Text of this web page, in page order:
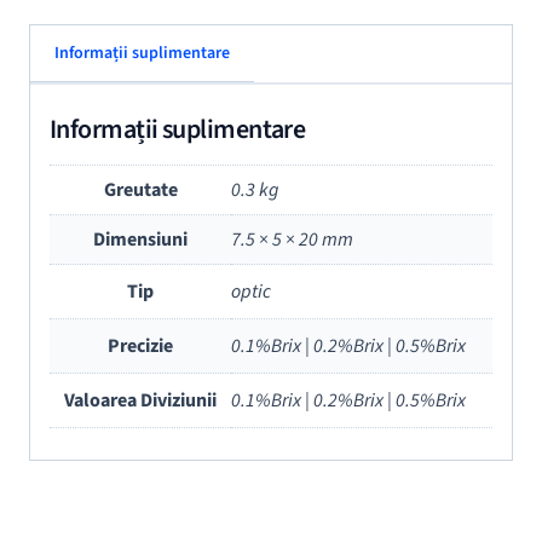
Informații suplimentare
Informații suplimentare
Greutate
0.3 kg
Dimensiuni
7.5 × 5 × 20 mm
Tip
optic
Precizie 0.1%Brix | 0.2%Brix | 0.5%Brix
Valoarea Diviziunii 0.1%Brix | 0.2%Brix | 0.5%Brix